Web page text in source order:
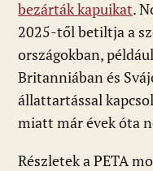
bezárták kapuikat.
2025-től betiltja a
országokban,
Britanniában és
állattartással
miatt már évek óta
Részletek a PETA